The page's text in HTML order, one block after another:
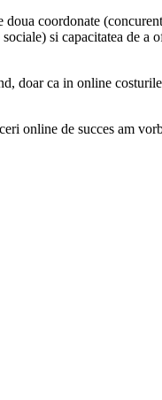
coordonate
si capacitatea de
doar ca in online
online de succes am